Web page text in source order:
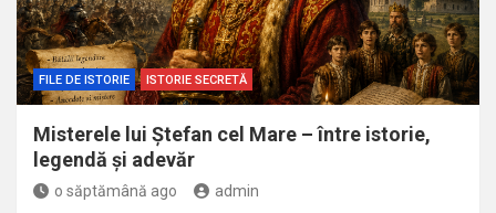
FILE DE ISTORIE ISTORIE SECRETĂ
Misterele lui Ștefan cel Mare – între istorie,
legendă și adevăr
o săptămână ago admin